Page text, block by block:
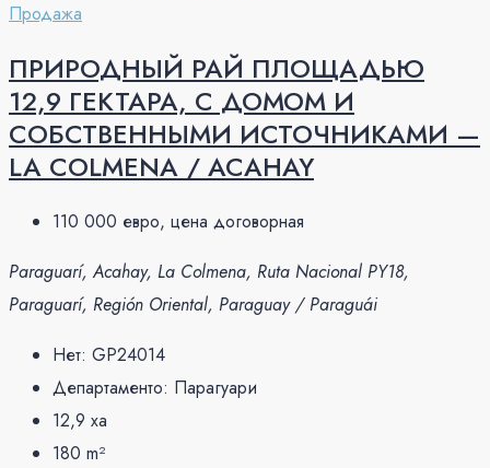
Продажа
ПРИРОДНЫЙ РАЙ ПЛОЩАДЬЮ
12,9 ГЕКТАРА, С ДОМОМ И
СОБСТВЕННЫМИ ИСТОЧНИКАМИ —
LA COLMENA / ACAHAY
110 000 евро, цена договорная
Paraguarí, Acahay, La Colmena, Ruta Nacional PY18,
Paraguarí, Región Oriental, Paraguay / Paraguái
Нет: GP24014
Департаменто: Парагуари
12,9 ха
180 m²